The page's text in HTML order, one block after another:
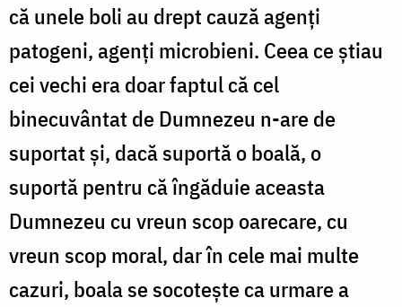
că unele boli au drept cauză agenți
patogeni, agenți microbieni. Ceea ce știau
cei vechi era doar faptul că cel
binecuvântat de Dumnezeu n-are de
suportat și, dacă suportă o boală, o
suportă pentru că îngăduie aceasta
Dumnezeu cu vreun scop oarecare, cu
vreun scop moral, dar în cele mai multe
cazuri, boala se socotește ca urmare a